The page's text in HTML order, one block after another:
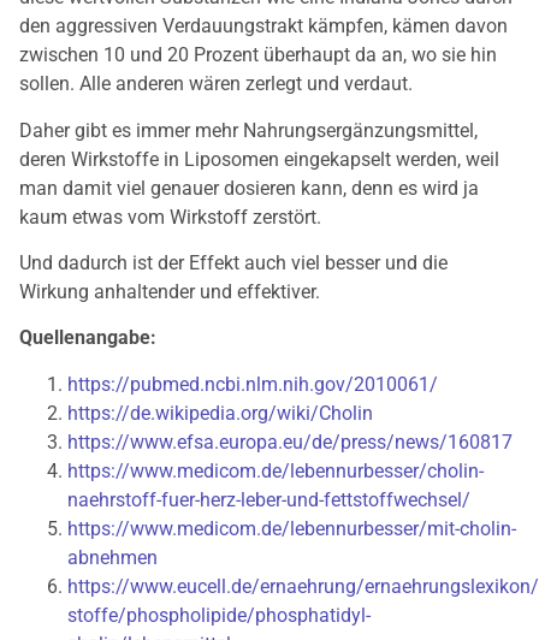
den aggressiven Verdauungstrakt kämpfen, kämen davon
zwischen 10 und 20 Prozent überhaupt da an, wo sie hin
sollen. Alle anderen wären zerlegt und verdaut.
Daher gibt es immer mehr Nahrungsergänzungsmittel,
deren Wirkstoffe in Liposomen eingekapselt werden, weil
man damit viel genauer dosieren kann, denn es wird ja
kaum etwas vom Wirkstoff zerstört.
Und dadurch ist der Effekt auch viel besser und die
Wirkung anhaltender und effektiver.
Quellenangabe:
https://pubmed.ncbi.nlm.nih.gov/2010061/
https://de.wikipedia.org/wiki/Cholin
https://www.efsa.europa.eu/de/press/news/160817
https://www.medicom.de/lebennurbesser/cholin-
naehrstoff-fuer-herz-leber-und-fettstoffwechsel/
https://www.medicom.de/lebennurbesser/mit-cholin-
abnehmen
https://www.eucell.de/ernaehrung/
stoffe/phospholipide/phosphatidyl-